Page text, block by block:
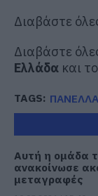
Διαβάστε
Διαβάστε
Ελλάδα και
TAGS:
Αυτή η ομάδα
ανακοίνωσε
μεταγραφές